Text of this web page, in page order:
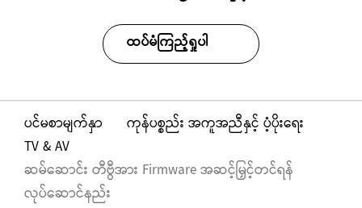
ထပ်မံကြည့်ရှုပါ
ပင်မစာမျက်နှာ
ကုန်ပစ္စည်း အကူအညီနှင့် ပံ့ပိုးရေး
TV & AV
ဆမ်ဆောင်း တီဗွီအား Firmware အဆင့်မြှင့်တင်ရန်
လုပ်ဆောင်နည်း